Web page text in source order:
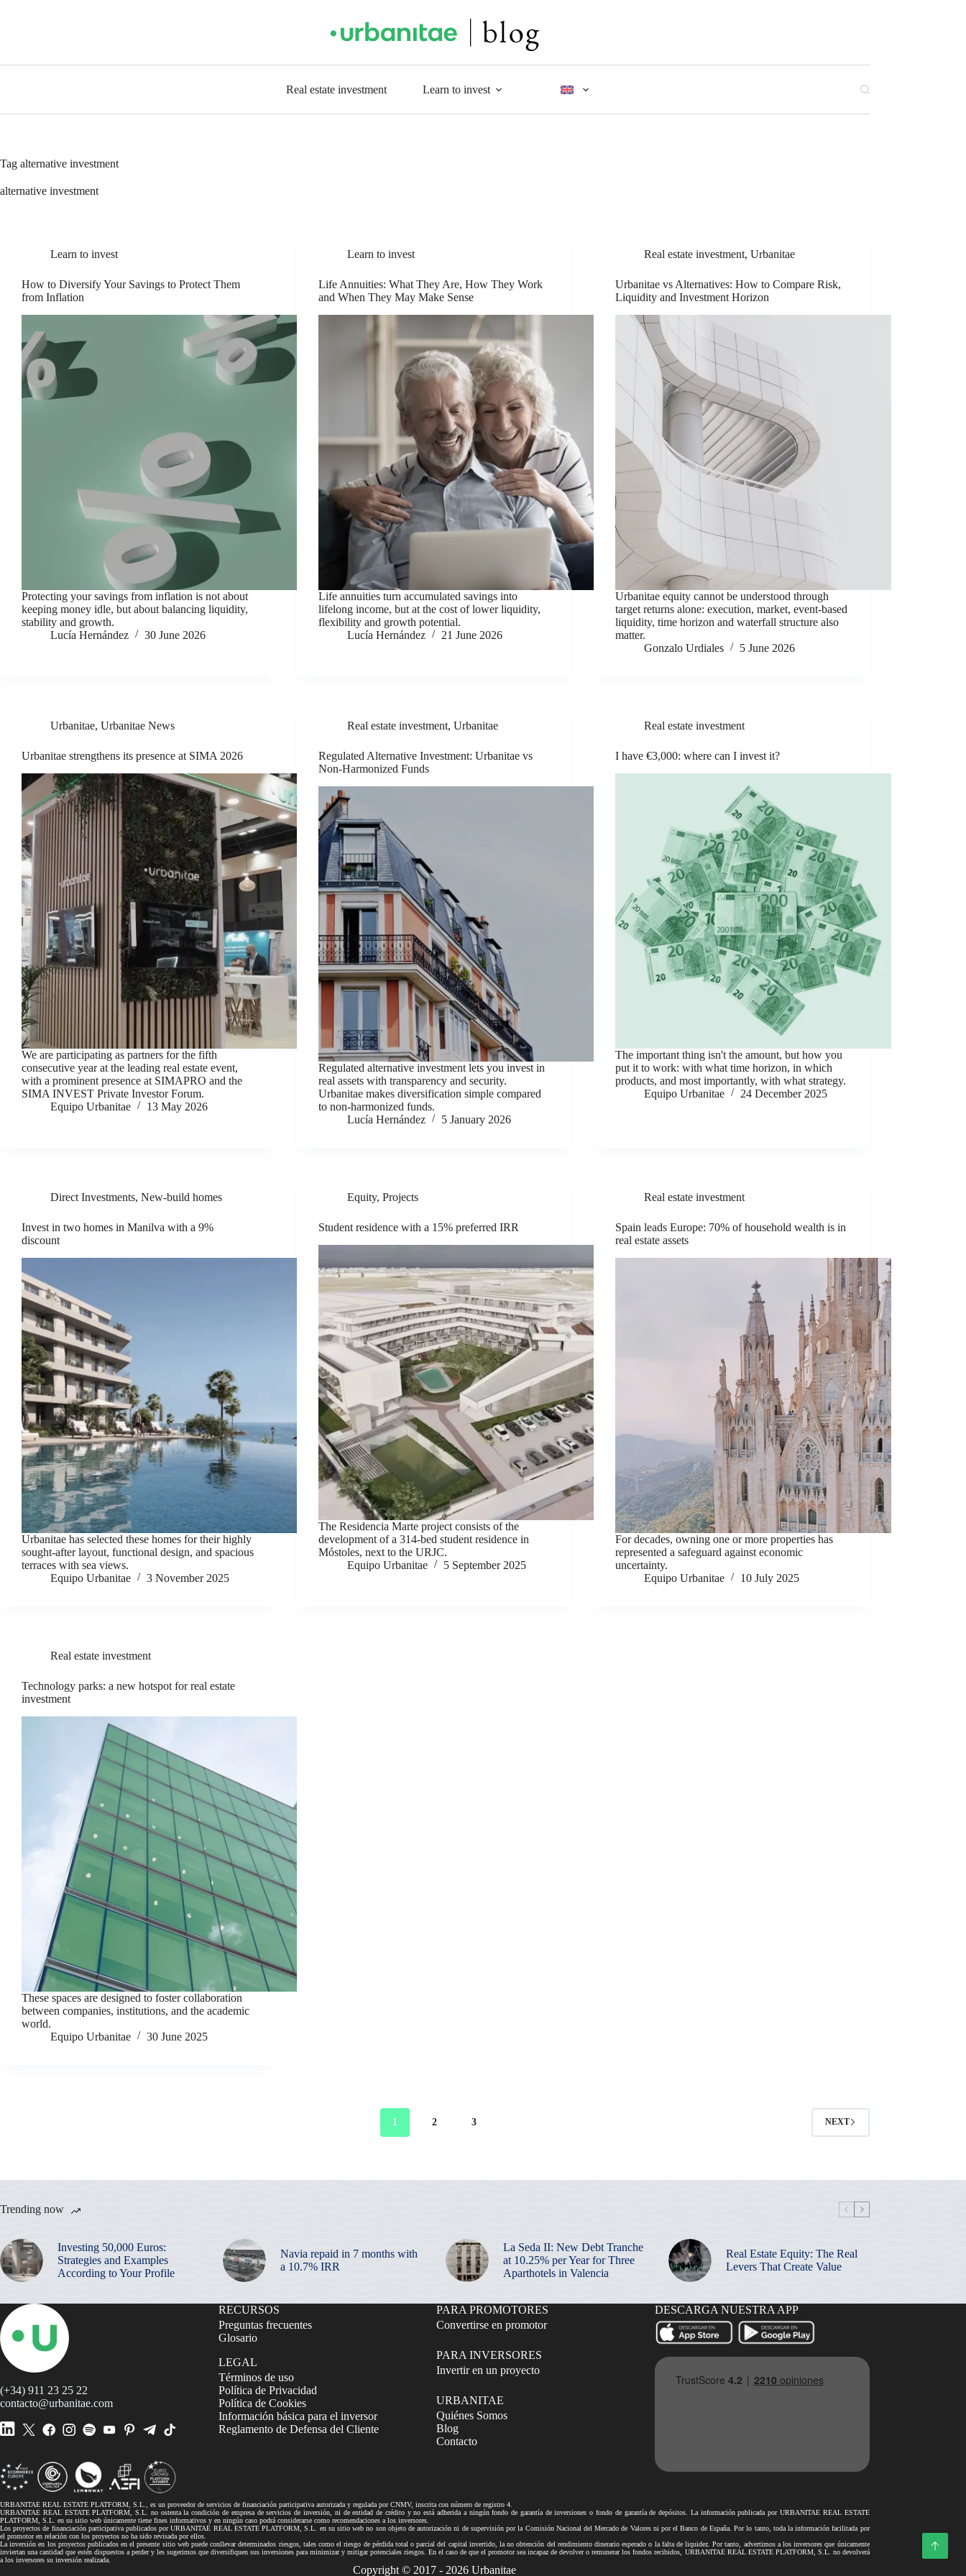
Real estate investment Learn to invest
Tag alternative investment
alternative investment
Learn to invest
How to Diversify Your Savings to Protect Them
from Inflation
Protecting your savings from inflation is not about
keeping money idle, but about balancing liquidity,
stability and growth.
Lucía Hernández
30 June 2026
Learn to invest
Life Annuities: What They Are, How They Work
and When They May Make Sense
Life annuities turn accumulated savings into
lifelong income, but at the cost of lower liquidity,
flexibility and growth potential.
Lucía Hernández
21 June 2026
Real estate investment,Urbanitae
Urbanitae vs Alternatives: How to Compare Risk,
Liquidity and Investment Horizon
Urbanitae equity cannot be understood through
target returns alone: execution, market, event-based
liquidity, time horizon and waterfall structure also
matter.
Gonzalo Urdiales
5 June 2026
Urbanitae, Urbanitae News
Urbanitae strengthens its presence at SIMA 2026
We are participating as partners for the fifth
consecutive year at the leading real estate event,
with a prominent presence at SIMAPRO and the
SIMA INVEST Private Investor Forum.
Equipo Urbanitae
13 May 2026
Real estate investment,Urbanitae
Regulated Alternative Investment: Urbanitae vs
Non-Harmonized Funds
Regulated alternative investment lets you invest in
real assets with transparency and security.
Urbanitae makes diversification simple compared
to non-harmonized funds.
Lucía Hernández
5 January 2026
Real estate investment
I have €3,000: where can I invest it?
The important thing isn't the amount, but how you
put it to work: with what time horizon, in which
products, and most importantly, with what strategy.
Equipo Urbanitae
24 December 2025
Direct Investments, New-build homes
Invest in two homes in Manilva with a 9%
discount
Urbanitae has selected these homes for their highly
sought-after layout, functional design, and spacious
terraces with sea views.
Equipo Urbanitae
3 November 2025
Equity,Projects
Student residence with a 15% preferred IRR
The Residencia Marte project consists of the
development of a 314-bed student residence in
Móstoles, next to the URJC.
Equipo Urbanitae
5 September 2025
Real estate investment
Spain leads Europe: 70% of household wealth is in
real estate assets
For decades, owning one or more properties has
represented a safeguard against economic
uncertainty.
Equipo Urbanitae
10 July 2025
Real estate investment
Technology parks: a new hotspot for real estate
investment
These spaces are designed to foster collaboration
between companies, institutions, and the academic
world.
Equipo Urbanitae
30 June 2025
1 2 3 NEXT
Trending now
Investing 50,000 Euros:
Strategies and Examples
According to Your Profile
Navia repaid in 7 months with
a 10.7% IRR
La Seda II: New Debt Tranche
at 10.25% per Year for Three
Aparthotels in Valencia
Real Estate Equity: The Real
Levers That Create Value
(+34) 911 23 25 22
contacto@urbanitae.com
RECURSOS
Preguntas frecuentes
Glosario
LEGAL
Términos de uso
Política de Privacidad
Política de Cookies
Información básica para el inversor
Reglamento de Defensa del Cliente
PARA PROMOTORES
Convertirse en promotor
PARA INVERSORES
Invertir en un proyecto
URBANITAE
Quiénes Somos
Blog
Contacto
DESCARGA NUESTRA APP
URBANITAE REAL ESTATE PLATFORM, S.L., es un proveedor de servicios de financiación participativa autorizada y regulada por CNMV, inscrita con número de registro 4.
URBANITAE REAL ESTATE PLATFORM, S.L. no ostenta la condición de empresa de servicios de inversión, ni de entidad de crédito y no está adherida a ningún fondo de garantía de inversiones o fondo de garantía de depósitos. La información publicada por URBANITAE REAL ESTATE
PLATFORM, S.L. en su sitio web únicamente tiene fines informativos y en ningún caso podrá considerarse como recomendaciones a los inversores.
Los proyectos de financiación participativa publicados por URBANITAE REAL ESTATE PLATFORM, S.L. en su sitio web no son objeto de autorización ni de supervisión por la Comisión Nacional del Mercado de Valores ni por el Banco de España. Por lo tanto, toda la información facilitada por
el promotor en relación con los proyectos no ha sido revisada por ellos.
La inversión en los proyectos publicados en el presente sitio web puede conllevar determinados riesgos, tales como el riesgo de pérdida total o parcial del capital invertido, la no obtención del rendimiento dinerario esperado o la falta de liquidez. Por tanto, advertimos a los inversores que únicamente
inviertan una cantidad que estén dispuestos a perder y les sugerimos que diversifiquen sus inversiones para minimizar y mitigar potenciales riesgos. En el caso de que el promotor sea incapaz de devolver o remunerar los fondos recibidos, URBANITAE REAL ESTATE PLATFORM, S.L. no devolverá
a los inversores su inversión realizada.
Copyright © 2017 - 2026 Urbanitae